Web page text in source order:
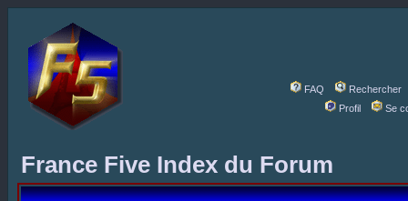
FAQ
Rechercher
Profil
Se
France Five Index du Forum